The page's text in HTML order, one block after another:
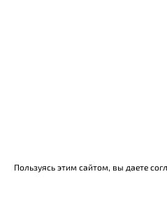
Пользуясь этим сайтом, вы даете